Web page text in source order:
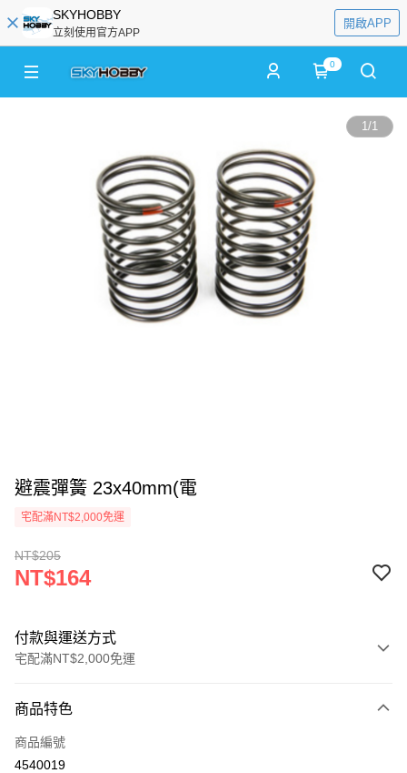
SKYHOBBY
立刻使用官方APP
開啟APP
0
1/1
避震彈簧 23x40mm(電
宅配滿NT$2,000免運
NT$205
NT$164
付款與運送方式
宅配滿NT$2,000免運
信用卡一次付款
LINE Pay
商品特色
商品編號
4540019